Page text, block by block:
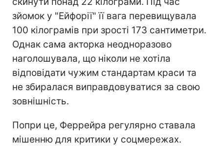
зйомок у "Ейфорії" її вага перевищувала
100 кілограмів при зрості 173 сантиметри.
Однак сама акторка неодноразово
наголошувала, що ніколи не хотіла
відповідати чужим стандартам краси та
не збиралася виправдовуватися за свою
зовнішність.
Попри це, Феррейра регулярно ставала
мішенню для критики у соцмережах.